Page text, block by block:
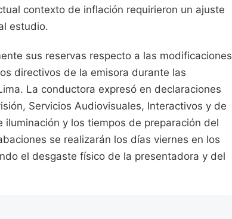
contexto de inflación requirieron un ajuste
estudio.
sus reservas respecto a las modificaciones
directivos de la emisora durante las
La conductora expresó en declaraciones
Servicios Audiovisuales, Interactivos y de
y los tiempos de preparación del
se realizarán los días viernes en los
el desgaste físico de la presentadora y del